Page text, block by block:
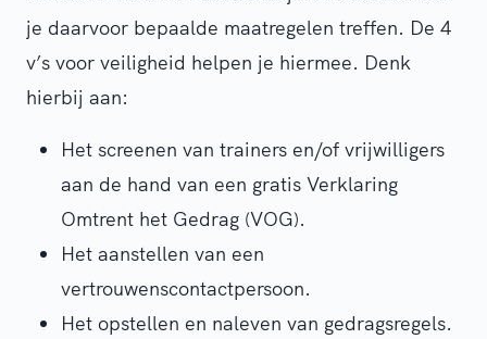
je daarvoor bepaalde maatregelen treffen. De 4
v’s voor veiligheid helpen je hiermee. Denk
hierbij aan:
Het screenen van trainers en/of vrijwilligers
aan de hand van een gratis Verklaring
Omtrent het Gedrag (VOG).
Het aanstellen van een
vertrouwenscontactpersoon.
Het opstellen en naleven van gedragsregels.